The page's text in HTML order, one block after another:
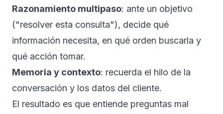
Razonamiento multipaso: ante un objetivo
("resolver esta consulta"), decide qué
información necesita, en qué orden buscarla y
qué acción tomar.
Memoria y contexto: recuerda el hilo de la
conversación y los datos del cliente.
El resultado es que entiende preguntas mal